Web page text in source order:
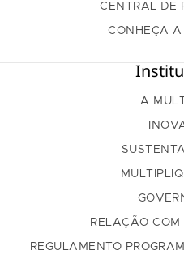
CENTRAL DE
CONHEÇA
A
RELAÇÃO COM
REGULAMENTO